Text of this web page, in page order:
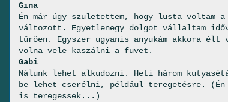
Gina
Én már úgy születettem, hogy lusta voltam a
változott. Egyetlenegy dolgot vállaltam
tűrően. Egyszer ugyanis anyukám akkora élt
volna vele kaszálni a füvet.
Gabi
Nálunk lehet alkudozni. Heti három
be lehet cserélni, például teregetésre. (Én
is teregessek...)